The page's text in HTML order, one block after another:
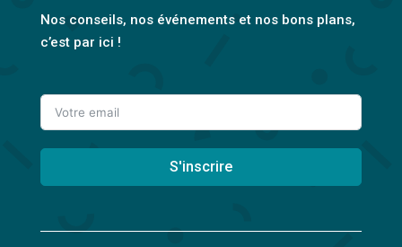
Nos conseils, nos événements et nos bons plans,
c’est par ici !
S'inscrire
l